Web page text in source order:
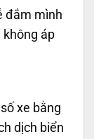
đắm mình
không áp
xe bằng
dịch biển